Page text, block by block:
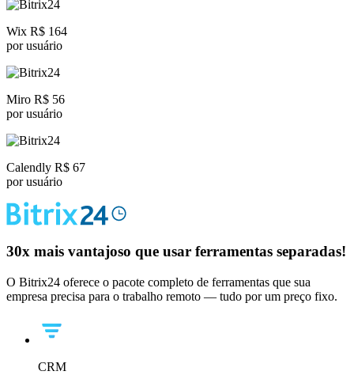
Wix R$ 164
por usuário
Miro R$ 56
por usuário
Calendly R$ 67
por usuário
30x mais vantajoso que usar ferramentas separadas!
O Bitrix24 oferece o pacote completo de ferramentas que sua
empresa precisa para o trabalho remoto — tudo por um preço fixo.
CRM